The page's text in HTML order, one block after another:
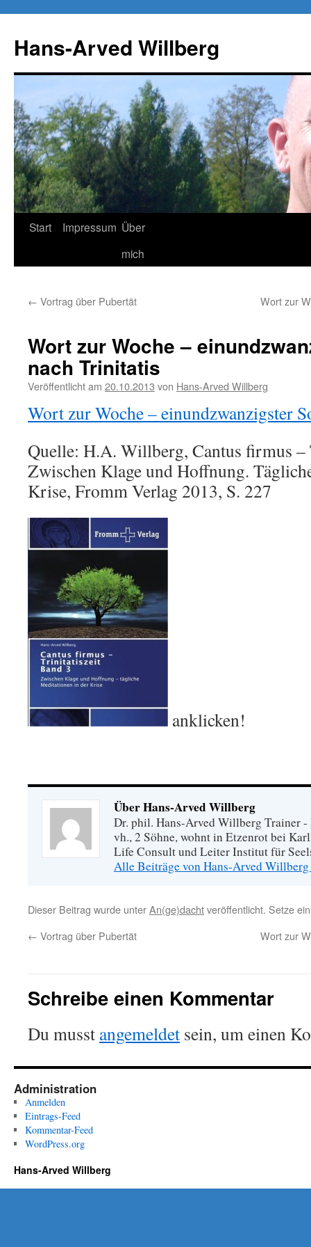
springen
Hans-Arved Willberg
Start Impressum Über
mich
← Vortrag über Pubertät Wort zur
Wort zur Woche –
nach Trinitatis
Veröffentlicht am 20.10.2013 von Hans-Arved Willberg
Wort zur Woche – einundzwanzigster
Quelle: H.A. Willberg, Cantus firmus
Zwischen Klage und Hoffnung.
Krise, Fromm Verlag 2013, S. 227
anklicken!
Über Hans-Arved Willberg
Dr. phil. Hans-Arved Willberg Trainer
vh., 2 Söhne, wohnt in Etzenrot bei
Life Consult und Leiter Institut für
Alle Beiträge von Hans-Arved
Dieser Beitrag wurde unterAn(ge)dachtveröffentlicht. Setze
← Vortrag über Pubertät Wort zur
Schreibe einen Kommentar
Du musst angemeldet sein, um einen
Administration
Anmelden
Eintrags-Feed
Kommentar-Feed
WordPress.org
Hans-Arved Willberg